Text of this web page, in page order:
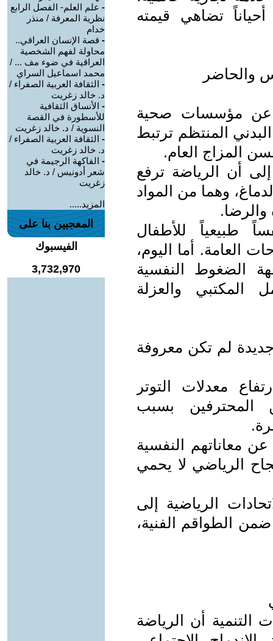
تضاهي قيمته
والحاضر
عن مؤسسات صحية
المنتظم ترتبط
المزاج العام.
أن الرياضة ترفع
وهما من المواد
والرضا.
طبيعياً للأطفال
العامة. أما اليوم،
الضغوط النفسية
المكتبي والعزلة
لم تكن معروفة
معدلات التوتر
المحترفين بسبب
معاناتهم النفسية
الرياضي لا يحمي
الرياضية إلى
الطواقم الفنية،
التنمية أن الرياضة
- علم العلم- الفصل الرابع
نظرية المعرفة / منذر
خدام
- قصة الإنسان العراقي..
محاولة لفهم الشخصية
العراقية في ضوء مف ... /
محمد اسماعيل السراي
- الثقافة العربية الصفراء /
د. خالد زغريت
- الأنساق الثقافية
للأسطورة في القصة
النسوية / د. خالد زغريت
- الثقافة العربية الصفراء /
د. خالد زغريت
- الفاكهة الرجيمة في
شعر أدونيس / د. خالد
زغريت
المزيد.....
المعجبين بنا على
الفيسبوك
3,732,970